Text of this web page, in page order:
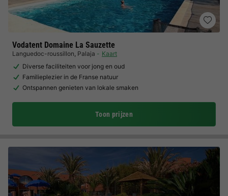
Vodatent Domaine La Sauzette
Languedoc-roussillon, Palaja
Kaart
Diverse faciliteiten voor jong en oud
Familieplezier in de Franse natuur
Ontspannen genieten van lokale smaken
Toon prijzen